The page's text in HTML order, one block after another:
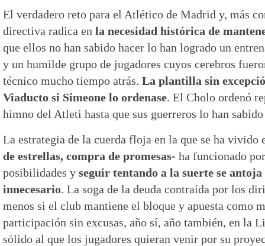
El verdadero reto para el Atlético de Madrid y, más
directiva radica en la necesidad histórica de
que ellos no han sabido hacer lo han logrado un
y un humilde grupo de jugadores cuyos cerebros
técnico mucho tiempo atrás. La plantilla sin
Viaducto si Simeone lo ordenase. El Cholo ordenó
himno del Atleti hasta que sus guerreros lo han
La estrategia de la cuerda floja en la que se ha
de estrellas, compra de promesas- ha funcionado
posibilidades y seguir tentando a la suerte se
innecesario. La soga de la deuda contraída por los
menos si el club mantiene el bloque y apuesta como
participación sin excusas, año sí, año también, en la
sólido al que los jugadores quieran venir por su